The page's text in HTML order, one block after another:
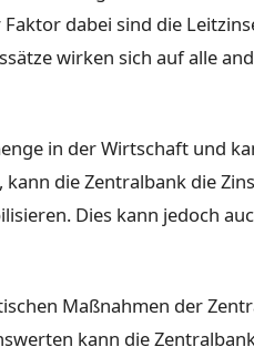
dabei sind die
wirken sich auf alle
in der Wirtschaft und
die Zentralbank die
Dies kann jedoch
Maßnahmen der
kann die